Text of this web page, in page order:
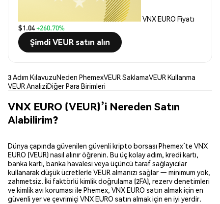
VNX EURO Fiyatı
$1.04+260.70%
Şimdi VEUR satın alın
3 Adım KılavuzuNeden PhemexVEUR SaklamaVEUR Kullanma
VEUR AnaliziDiğer Para Birimleri
VNX EURO (VEUR)’i Nereden Satın
Alabilirim?
Dünya çapında güvenilen güvenli kripto borsası Phemex’te VNX
EURO (VEUR) nasıl alınır öğrenin. Bu üç kolay adım, kredi kartı,
banka kartı, banka havalesi veya üçüncü taraf sağlayıcılar
kullanarak düşük ücretlerle VEUR almanızı sağlar — minimum yok,
zahmetsiz. İki faktörlü kimlik doğrulama (2FA), rezerv denetimleri
ve kimlik avı koruması ile Phemex, VNX EURO satın almak için en
güvenli yer ve çevrimiçi VNX EURO satın almak için en iyi yerdir.